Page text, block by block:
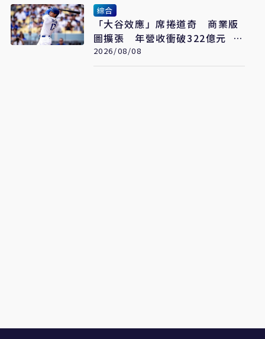
綜合
「大谷效應」席捲道奇 商業版
圖擴張 年營收衝破322億元 只
是起點
2026/08/08